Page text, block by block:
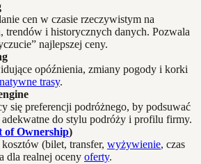
cen w czasie rzeczywistym na
trendów i historycznych danych. Pozwala
najlepszej ceny.
opóźnienia, zmiany pogody i korki
trasy.
się preferencji podróżnego, by podsuwać
adekwatne do stylu podróży i profilu firmy.
of Ownership)
(bilet, transfer, wyżywienie, czas
dla realnej oceny oferty.